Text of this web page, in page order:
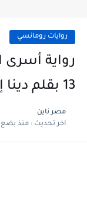
روايات رومانسي
رواية
13 بقلم دينا إبراهيم
مصر ناين
اخر تحديث :منذ